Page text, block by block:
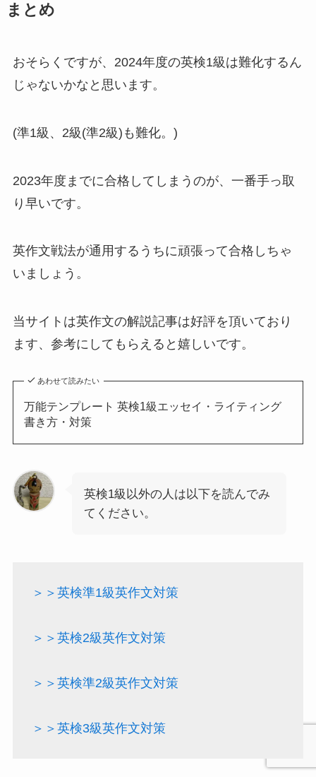
まとめ
おそらくですが、2024年度の英検1級は難化するん
じゃないかなと思います。
(準1級、2級(準2級)も難化。)
2023年度までに合格してしまうのが、一番手っ取
り早いです。
英作文戦法が通用するうちに頑張って合格しちゃ
いましょう。
当サイトは英作文の解説記事は好評を頂いており
ます、参考にしてもらえると嬉しいです。
あわせて読みたい
万能テンプレート 英検1級エッセイ・ライティング
書き方・対策
英検1級以外の人は以下を読んでみ
てください。
＞＞英検準1級英作文対策
＞＞英検2級英作文対策
＞＞英検準2級英作文対策
＞＞英検3級英作文対策